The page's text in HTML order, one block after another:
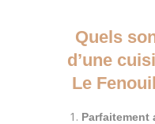
Quels
d’une
Le
Parfaitement